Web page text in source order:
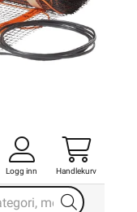
Logg inn Handlekurv